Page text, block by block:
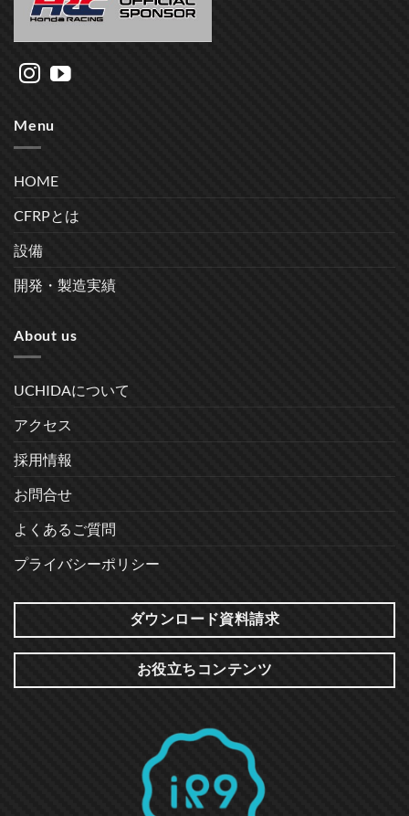
Menu
HOME
CFRPとは
設備
開発・製造実績
About us
UCHIDAについて
アクセス
採用情報
お問合せ
よくあるご質問
プライバシーポリシー
ダウンロード資料請求
お役立ちコンテンツ